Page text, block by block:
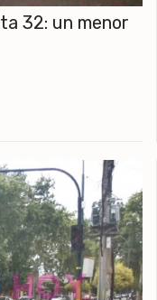
32: un menor